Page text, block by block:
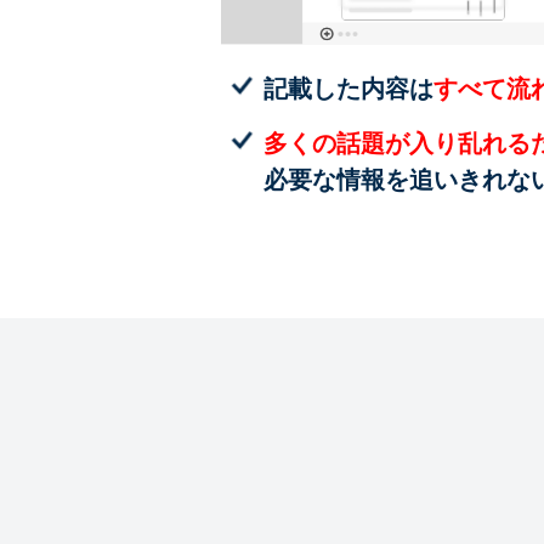
記載した内容はすべて流
多くの話題が入り乱れる
必要な情報を追いきれな